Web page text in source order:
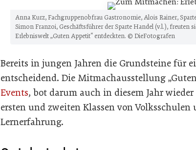
Anna Kurz, Fachgruppenobfrau Gastronomie, Alois Rainer,
Simon Franzoi, Geschäftsführer der Sparte Handel (v.l.), freuten
Erlebniswelt „Guten Appetit“ entdeckten. © DieFotografen
Bereits in jungen Jahren die Grundsteine für
entscheidend. Die Mitmachausstellung
Events, bot darum auch in diesem Jahr
ersten und zweiten Klassen von
Lernerfahrung.